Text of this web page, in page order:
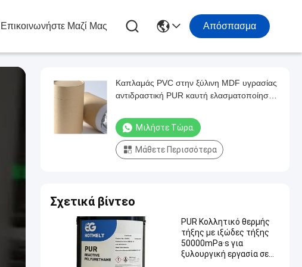
Επικοινωνήστε Μαζί Μας Απόσπασμα
Καπλαμάς PVC στην ξύλινη MDF υγρασίας
αντιδραστική PUR καυτή ελασματοποίηση
Μιλήστε Τώρα.
Μάθετε Περισσότερα
Σχετικά βίντεο
PUR Κολλητικό θερμής
τήξης με ιξώδες τήξης
50000mPa·s για
ξυλουργική εργασία σε